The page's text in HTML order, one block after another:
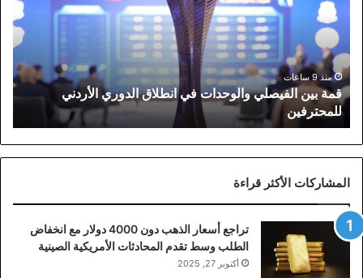
والوحدات
في
انطلاق
الدوري
الأردني
للمحترفين
منذ 9 ساعات
قمة بين الفيصلي والوحدات في انطلاق الدوري الأردني
للمحترفين
المشاركات الأكثر قراءة
تراجع أسعار الذهب دون 4000 دولار مع انخفاض
الطلب وسط تقدم المحادثات الأمريكية الصينية
أكتوبر 27, 2025